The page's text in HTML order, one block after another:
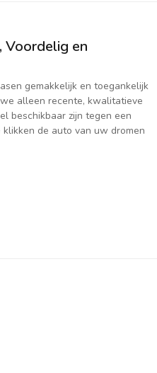
Voordelig en
gemakkelijk en toegankelijk
alleen recente, kwalitatieve
beschikbaar zijn tegen een
de auto van uw dromen